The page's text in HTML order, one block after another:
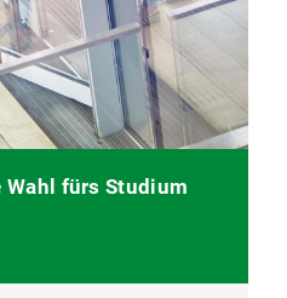
Wahl fürs Studium